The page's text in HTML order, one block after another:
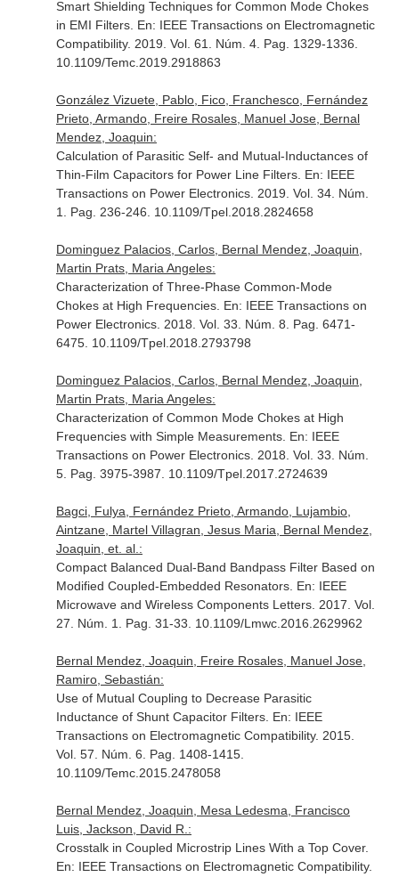
Smart Shielding Techniques for Common Mode Chokes
in EMI Filters. En: IEEE Transactions on Electromagnetic
Compatibility. 2019. Vol. 61. Núm. 4. Pag. 1329-1336.
10.1109/Temc.2019.2918863
González Vizuete, Pablo, Fico, Franchesco, Fernández
Prieto, Armando, Freire Rosales, Manuel Jose, Bernal
Mendez, Joaquin:
Calculation of Parasitic Self- and Mutual-Inductances of
Thin-Film Capacitors for Power Line Filters. En: IEEE
Transactions on Power Electronics. 2019. Vol. 34. Núm.
1. Pag. 236-246. 10.1109/Tpel.2018.2824658
Dominguez Palacios, Carlos, Bernal Mendez, Joaquin,
Martin Prats, Maria Angeles:
Characterization of Three-Phase Common-Mode
Chokes at High Frequencies. En: IEEE Transactions on
Power Electronics. 2018. Vol. 33. Núm. 8. Pag. 6471-
6475. 10.1109/Tpel.2018.2793798
Dominguez Palacios, Carlos, Bernal Mendez, Joaquin,
Martin Prats, Maria Angeles:
Characterization of Common Mode Chokes at High
Frequencies with Simple Measurements. En: IEEE
Transactions on Power Electronics. 2018. Vol. 33. Núm.
5. Pag. 3975-3987. 10.1109/Tpel.2017.2724639
Bagci, Fulya, Fernández Prieto, Armando, Lujambio,
Aintzane, Martel Villagran, Jesus Maria, Bernal Mendez,
Joaquin, et. al.:
Compact Balanced Dual-Band Bandpass Filter Based on
Modified Coupled-Embedded Resonators. En: IEEE
Microwave and Wireless Components Letters. 2017. Vol.
27. Núm. 1. Pag. 31-33. 10.1109/Lmwc.2016.2629962
Bernal Mendez, Joaquin, Freire Rosales, Manuel Jose,
Ramiro, Sebastián:
Use of Mutual Coupling to Decrease Parasitic
Inductance of Shunt Capacitor Filters. En: IEEE
Transactions on Electromagnetic Compatibility. 2015.
Vol. 57. Núm. 6. Pag. 1408-1415.
10.1109/Temc.2015.2478058
Bernal Mendez, Joaquin, Mesa Ledesma, Francisco
Luis, Jackson, David R.:
Crosstalk in Coupled Microstrip Lines With a Top Cover.
En: IEEE Transactions on Electromagnetic Compatibility.